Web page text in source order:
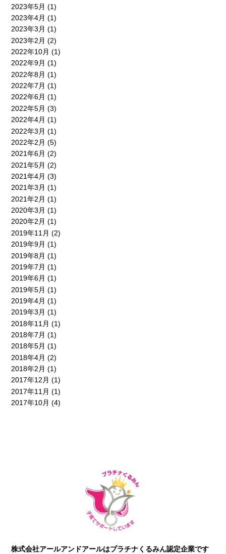
2023年5月 (1)
2023年4月 (1)
2023年3月 (1)
2023年2月 (2)
2022年10月 (1)
2022年9月 (1)
2022年8月 (1)
2022年7月 (1)
2022年6月 (1)
2022年5月 (3)
2022年4月 (1)
2022年3月 (1)
2022年2月 (5)
2021年6月 (2)
2021年5月 (2)
2021年4月 (3)
2021年3月 (1)
2021年2月 (1)
2020年3月 (1)
2020年2月 (1)
2019年11月 (2)
2019年9月 (1)
2019年8月 (1)
2019年7月 (1)
2019年6月 (1)
2019年5月 (1)
2019年4月 (1)
2019年3月 (1)
2018年11月 (1)
2018年7月 (1)
2018年5月 (1)
2018年4月 (2)
2018年2月 (1)
2017年12月 (1)
2017年11月 (1)
2017年10月 (4)
株式会社アールアンドアールはプラチナくるみん認定企業です